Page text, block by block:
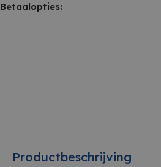
Betaalopties:
Productbeschrijving